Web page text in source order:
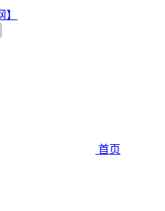
首页